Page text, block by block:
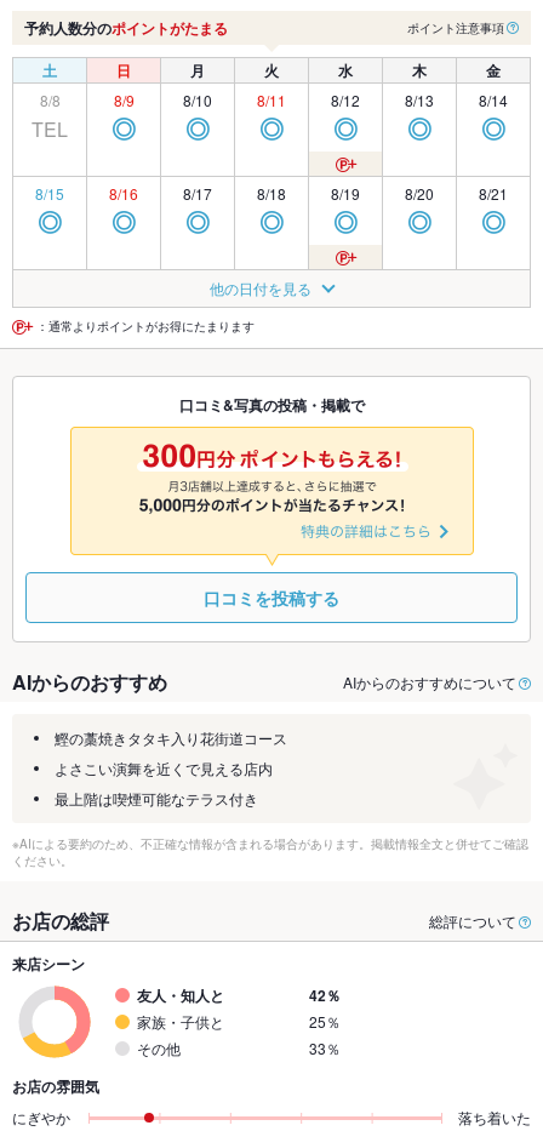
予約人数分のポイントがたまる ポイント注意事項
土 日 月 火 水 木 金
8/8
TEL
8/9
◎
8/10
◎
8/11
◎
8/12
◎
8/13
◎
8/14
◎
8/15
◎
8/16
◎
8/17
◎
8/18
◎
8/19
◎
8/20
◎
8/21
◎
◎ ◎
8/24
◎
8/25
◎
8/26
◎ ◎ ◎
8/29 8/30 8/31
◎
9/1
◎
9/2
◎
9/3 9/4
9/7
◎
9/8
◎
9/9
◎
9/10
他の日付を見る
：通常よりポイントがお得にたまります
口コミ&写真の投稿・掲載で
口コミを投稿する
AIからのおすすめ AIからのおすすめについて
鰹の藁焼きタタキ入り花街道コース
よさこい演舞を近くで見える店内
最上階は喫煙可能なテラス付き
※AIによる要約のため、不正確な情報が含まれる場合があります。掲載情報全文と併せてご確認
ください。
お店の総評 総評について
来店シーン
友人・知人と
42％
家族・子供と
25％
その他
33％
お店の雰囲気
にぎやか
落ち着いた